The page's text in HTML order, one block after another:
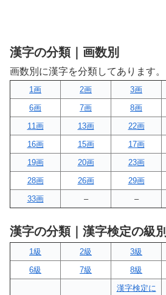
漢字の分類｜画数別
画数別に漢字を分類してあります。
1画 2画 3画
6画
7画 8画
11画
13画 22画
16画
15画 17画
19画
20画 23画
28画
26画 29画
33画
– –
漢字の分類｜漢字検定の級別
1級 2級 3級
6級
7級 8級
漢字検定に